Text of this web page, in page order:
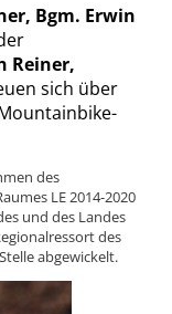
Bgm. Erwin
Reiner,
sich über
des
LE 2014-2020
und des Landes
des
abgewickelt.